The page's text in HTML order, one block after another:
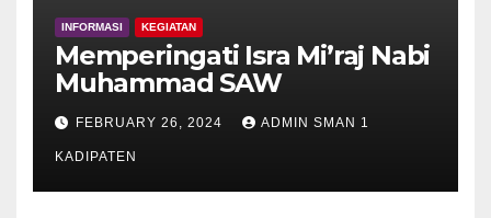
INFORMASI KEGIATAN
Memperingati Isra Mi’raj Nabi
Muhammad SAW
FEBRUARY 26, 2024 ADMIN SMAN 1
KADIPATEN